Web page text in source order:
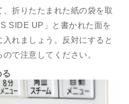
折りたたまれた紙の袋を取
SIDE UP」と書かれた面を
入れましょう。反対にすると
で注意してください。